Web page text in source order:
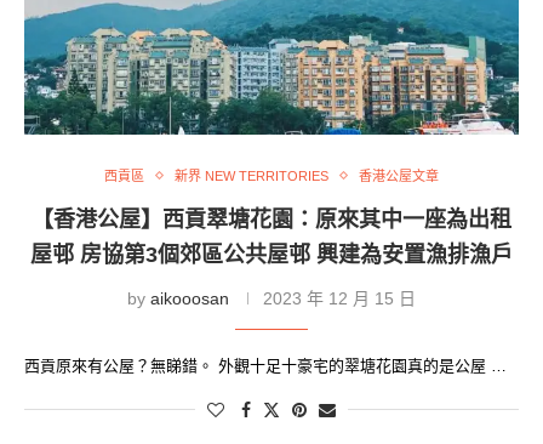
西貢區 新界 NEW TERRITORIES 香港公屋文章
【香港公屋】西貢翠塘花園：原來其中一座為出租
屋邨 房協第3個郊區公共屋邨 興建為安置漁排漁戶
by aikooosan 2023 年 12 月 15 日
西貢原來有公屋？無睇錯。 外觀十足十豪宅的翠塘花園真的是公屋 …